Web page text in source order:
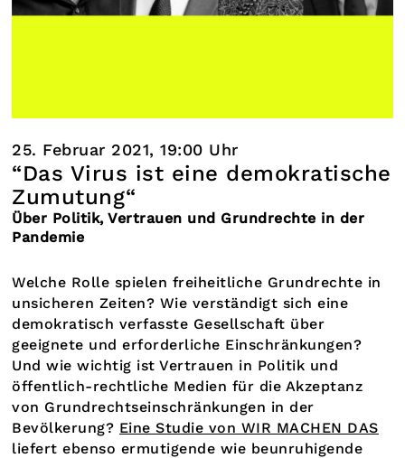
25. Februar 2021, 19:00 Uhr
“Das Virus ist eine demokratische
Zumutung“
Über Politik, Vertrauen und Grundrechte in der
Pandemie
Welche Rolle spielen freiheitliche Grundrechte in
unsicheren Zeiten? Wie verständigt sich eine
demokratisch verfasste Gesellschaft über
geeignete und erforderliche Einschränkungen?
Und wie wichtig ist Vertrauen in Politik und
öffentlich-rechtliche Medien für die Akzeptanz
von Grundrechtseinschränkungen in der
Bevölkerung? Eine Studie von WIR MACHEN DAS
liefert ebenso ermutigende wie beunruhigende